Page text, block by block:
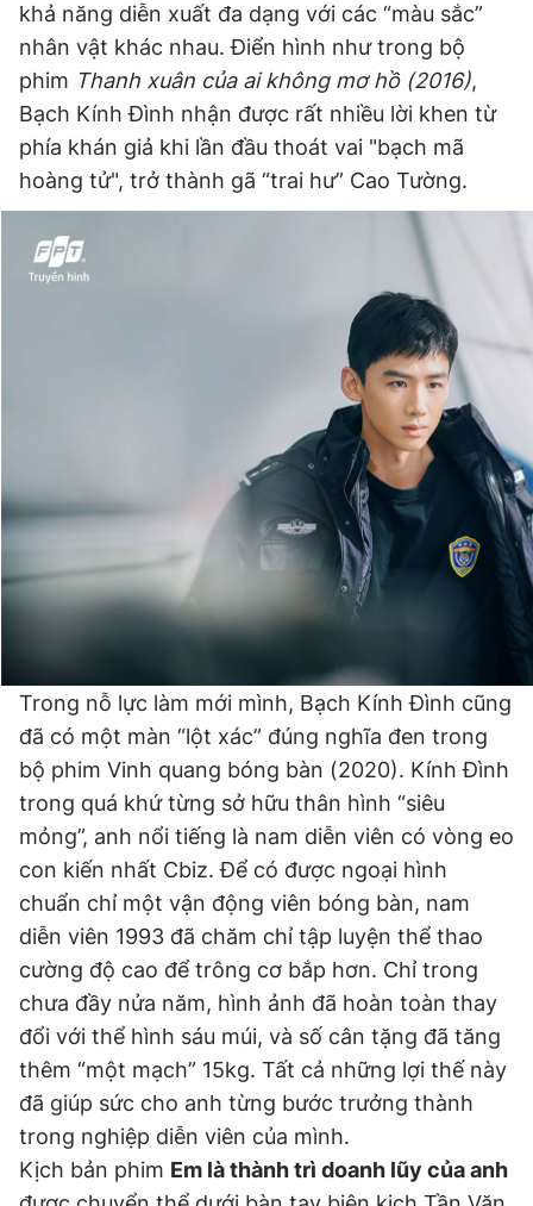
khả năng diễn xuất đa dạng với các “màu sắc”
nhân vật khác nhau. Điển hình như trong bộ
phim Thanh xuân của ai không mơ hồ (2016),
Bạch Kính Đình nhận được rất nhiều lời khen từ
phía khán giả khi lần đầu thoát vai "bạch mã
hoàng tử", trở thành gã “trai hư” Cao Tường.
Trong nỗ lực làm mới mình, Bạch Kính Đình cũng
đã có một màn “lột xác” đúng nghĩa đen trong
bộ phim Vinh quang bóng bàn (2020). Kính Đình
trong quá khứ từng sở hữu thân hình “siêu
mỏng”, anh nổi tiếng là nam diễn viên có vòng eo
con kiến nhất Cbiz. Để có được ngoại hình
chuẩn chỉ một vận động viên bóng bàn, nam
diễn viên 1993 đã chăm chỉ tập luyện thể thao
cường độ cao để trông cơ bắp hơn. Chỉ trong
chưa đầy nửa năm, hình ảnh đã hoàn toàn thay
đổi với thể hình sáu múi, và số cân tặng đã tăng
thêm “một mạch” 15kg. Tất cả những lợi thế này
đã giúp sức cho anh từng bước trưởng thành
trong nghiệp diễn viên của mình.
Kịch bản phim Em là thành trì doanh lũy của anh